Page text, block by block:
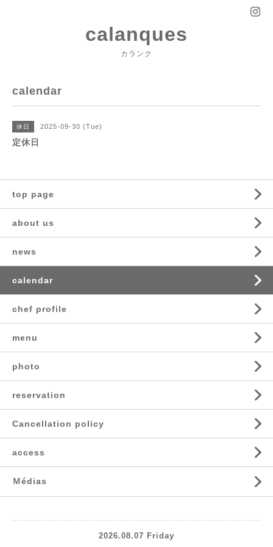
calanques
カランク
calendar
休日 2025-09-30 (Tue)
定休日
top page
about us
news
calendar
chef profile
menu
photo
reservation
Cancellation policy
access
Ｍédias
2026.08.07 Friday